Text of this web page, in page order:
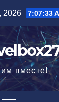
2026 7:07:34
вместе!